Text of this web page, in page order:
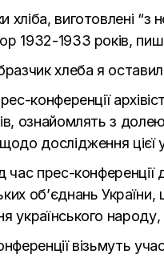
хліба, виготовлені “з
1932-1933 років,
хлеба я
конференції
ознайомлять з
дослідження цієї
час прес-
об’єднань України,
українського
візьмуть